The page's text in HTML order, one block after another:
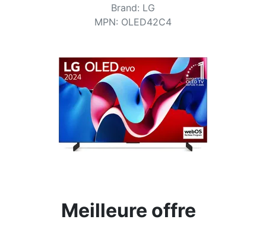
Conditions
Catégories
Brand: LG
MPN: OLED42C4
Meilleure offre